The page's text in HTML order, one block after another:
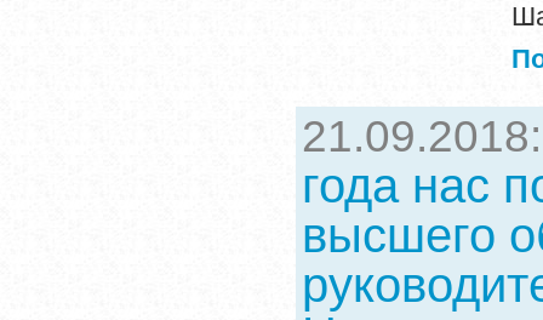
года нас
высшего